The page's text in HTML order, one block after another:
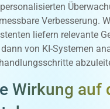
Verbesserung.
liefern relevante
von KI-Systemen
Wirkung auf